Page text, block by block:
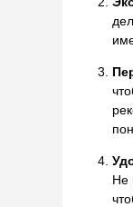
Не